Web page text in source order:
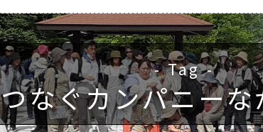
- Tag -
つなぐカンパニー